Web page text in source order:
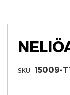
images
SKU 15009-